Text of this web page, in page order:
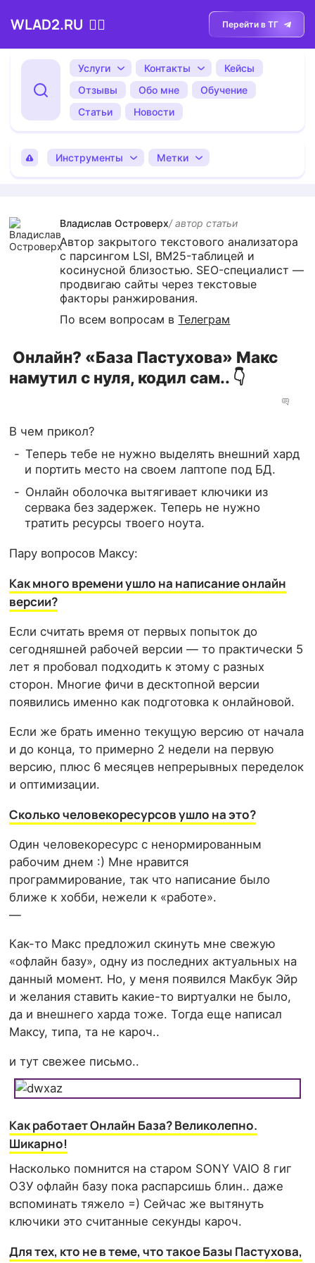
WLAD2.RU 💁‍♂️ Перейти в ТГ
Услуги Контакты
Кейсы
Отзывы
Обо мне
Обучение
Статьи
Новости
Инструменты Метки
Владислав Островерх/ автор cтатьи
Автор закрытого текстового анализатора
с парсингом LSI, BM25-таблицей и
косинусной близостью. SEO-специалист —
продвигаю сайты через текстовые
факторы ранжирования.
По всем вопросам вТелеграм
Онлайн? «База Пастухова» Макс
намутил с нуля, кодил сам.. 👇
В чем прикол?
Теперь тебе не нужно выделять внешний хард
и портить место на своем лаптопе под БД.
Онлайн оболочка вытягивает ключики из
сервака без задержек. Теперь не нужно
тратить ресурсы твоего ноута.
Пару вопросов Максу:
Как много времени ушло на написание онлайн
версии?
Если считать время от первых попыток до
сегодняшней рабочей версии — то практически 5
лет я пробовал подходить к этому с разных
сторон. Многие фичи в десктопной версии
появились именно как подготовка к онлайновой.
Если же брать именно текущую версию от начала
и до конца, то примерно 2 недели на первую
версию, плюс 6 месяцев непрерывных переделок
и оптимизации.
Сколько человекоресурсов ушло на это?
Один человекоресурс с ненормированным
рабочим днем :) Мне нравится
программирование, так что написание было
ближе к хобби, нежели к «работе».
—
Как-то Макс предложил скинуть мне свежую
«офлайн базу», одну из последних актуальных на
данный момент. Но, у меня появился Макбук Эйр
и желания ставить какие-то виртуалки не было,
да и внешнего харда тоже. Тогда еще написал
Максу, типа, та не кароч..
и тут свежее письмо..
Как работает Онлайн База? Великолепно.
Шикарно!
Насколько помнится на старом SONY VAIO 8 гиг
ОЗУ офлайн базу пока распарсишь блин.. даже
вспоминать тяжело =) Сейчас же вытянуть
ключики это считанные секунды кароч.
Для тех, кто не в теме, что такое Базы Пастухова,